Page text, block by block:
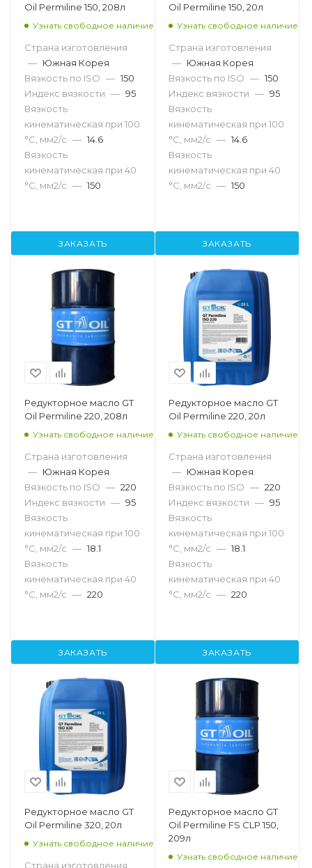
Oil Permiline 150, 208л
Узнать свободное наличие
Страна изготовления
— Южная Корея
Вязкость по ISO — 150
Индекс вязкости — 95
Вязкость
кинематическая при 100
°С, мм2/с — 14.6
Вязкость
кинематическая при 40
°С, мм2/с — 150
ЗАКАЗАТЬ
Oil Permiline 150, 20л
Узнать свободное наличие
Страна изготовления
— Южная Корея
Вязкость по ISO — 150
Индекс вязкости — 95
Вязкость
кинематическая при 100
°С, мм2/с — 14.6
Вязкость
кинематическая при 40
°С, мм2/с — 150
ЗАКАЗАТЬ
Редукторное масло GT
Oil Permiline 220, 208л
Узнать свободное наличие
Страна изготовления
— Южная Корея
Вязкость по ISO — 220
Индекс вязкости — 95
Вязкость
кинематическая при 100
°С, мм2/с — 18.1
Вязкость
кинематическая при 40
°С, мм2/с — 220
ЗАКАЗАТЬ
Редукторное масло GT
Oil Permiline 220, 20л
Узнать свободное наличие
Страна изготовления
— Южная Корея
Вязкость по ISO — 220
Индекс вязкости — 95
Вязкость
кинематическая при 100
°С, мм2/с — 18.1
Вязкость
кинематическая при 40
°С, мм2/с — 220
ЗАКАЗАТЬ
Редукторное масло GT
Oil Permiline 320, 20л
Узнать свободное наличие
Страна изготовления
Редукторное масло GT
Oil Permiline FS CLP 150,
209л
Узнать свободное наличие